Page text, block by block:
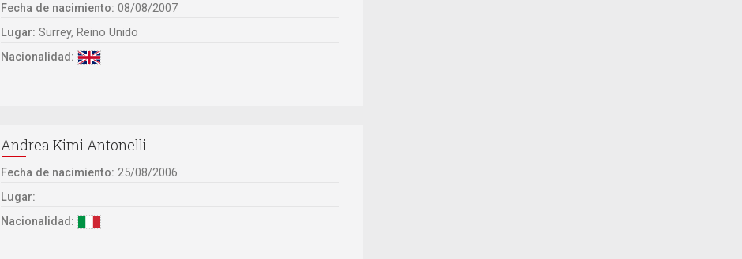
Fecha de nacimiento: 08/08/2007
Lugar: Surrey, Reino Unido
Nacionalidad:
Andrea Kimi Antonelli
Fecha de nacimiento: 25/08/2006
Lugar:
Nacionalidad: